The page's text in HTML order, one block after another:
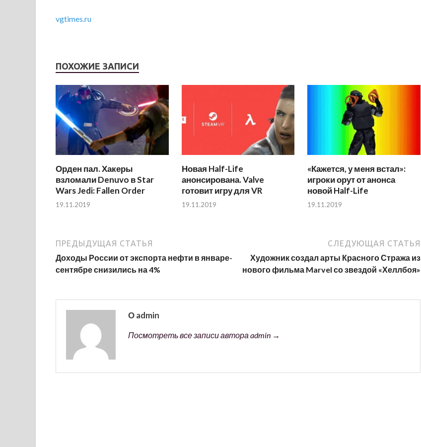
vgtimes.ru
ПОХОЖИЕ ЗАПИСИ
Орден пал. Хакеры
взломали Denuvo в Star
Wars Jedi: Fallen Order
19.11.2019
Новая Half-Life
анонсирована. Valve
готовит игру для VR
19.11.2019
«Кажется, у меня встал»:
игроки орут от анонса
новой Half-Life
19.11.2019
ПРЕДЫДУЩАЯ СТАТЬЯ
Доходы России от экспорта нефти в январе-
сентябре снизились на 4%
СЛЕДУЮЩАЯ СТАТЬЯ
Художник создал арты Красного Стража из
нового фильма Marvel со звездой «Хеллбоя»
О admin
Посмотреть все записи автора admin →